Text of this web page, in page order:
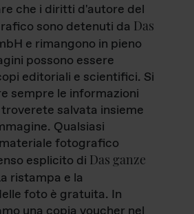
che i diritti d'autore del
sono detenuti da Das
e rimangono in pieno
possono essere
editoriali e scientifici. Si
sempre le informazioni
salvata insieme
Qualsiasi
fotografico
esplicito di Das ganze
ristampa e la
foto è gratuita. In
una copia voucher nel